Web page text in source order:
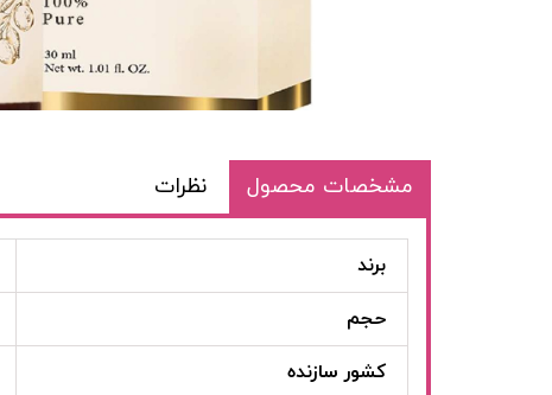
مشخصات محصول نظرات
برند
حجم
کشور سازنده